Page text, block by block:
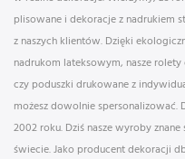
plisowane i dekoracje z nadrukiem
z naszych klientów. Dzięki
nadrukom lateksowym, nasze
czy poduszki drukowane z
możesz dowolnie spersonalizować.
2002 roku. Dziś nasze wyroby
świecie. Jako producent dekoracji